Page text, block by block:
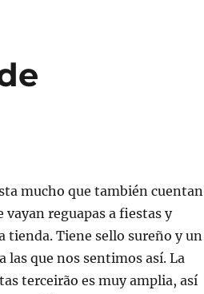
mucho que también cuentan
vayan reguapas a fiestas y
tienda. Tiene sello sureño y un
las que nos sentimos así. La
terceirão es muy amplia, así